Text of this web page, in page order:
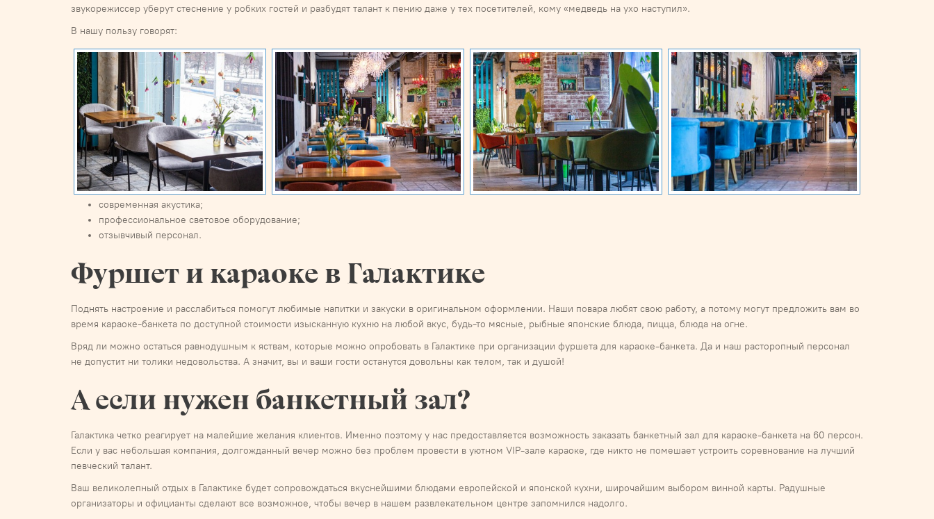
звукорежиссер уберут стеснение у робких гостей и разбудят талант к пению даже у тех посетителей, кому «медведь на ухо наступил».
В нашу пользу говорят:
современная акустика;
профессиональное световое оборудование;
отзывчивый персонал.
Фуршет и караоке в Галактике
Поднять настроение и расслабиться помогут любимые напитки и закуски в оригинальном оформлении. Наши повара любят свою работу, а потому могут предложить вам во
время караоке-банкета по доступной стоимости изысканную кухню на любой вкус, будь-то мясные, рыбные японские блюда, пицца, блюда на огне.
Вряд ли можно остаться равнодушным к яствам, которые можно опробовать в Галактике при организации фуршета для караоке-банкета. Да и наш расторопный персонал
не допустит ни толики недовольства. А значит, вы и ваши гости останутся довольны как телом, так и душой!
А если нужен банкетный зал?
Галактика четко реагирует на малейшие желания клиентов. Именно поэтому у нас предоставляется возможность заказать банкетный зал для караоке-банкета на 60 персон.
Если у вас небольшая компания, долгожданный вечер можно без проблем провести в уютном VIP-зале караоке, где никто не помешает устроить соревнование на лучший
певческий талант.
Ваш великолепный отдых в Галактике будет сопровождаться вкуснейшими блюдами европейской и японской кухни, широчайшим выбором винной карты. Радушные
организаторы и официанты сделают все возможное, чтобы вечер в нашем развлекательном центре запомнился надолго.